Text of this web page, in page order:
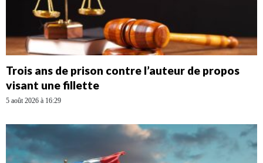
Trois ans de prison contre l’auteur de propos
visant une fillette
5 août 2026 à 16:29